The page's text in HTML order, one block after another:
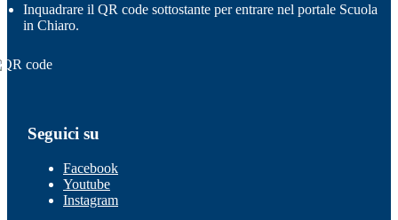
Inquadrare il QR code sottostante per entrare nel portale Scuola
in Chiaro.
Seguici su
Facebook
Youtube
Instagram